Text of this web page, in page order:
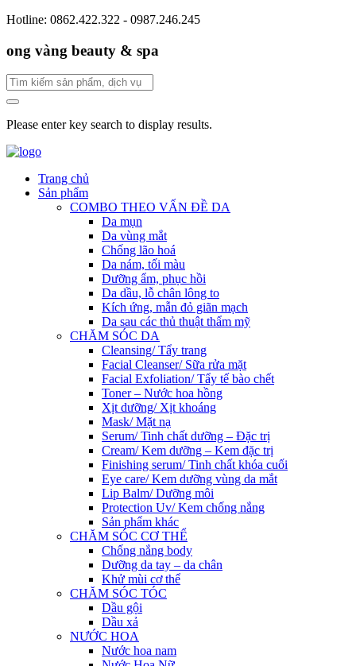
Hotline: 0862.422.322 - 0987.246.245
ong vàng beauty & spa
Please enter key search to display results.
Trang chủ
Sản phẩm
COMBO THEO VẤN ĐỀ DA
Da mụn
Da vùng mắt
Chống lão hoá
Da nám, tối màu
Dưỡng ẩm, phục hồi
Da dầu, lỗ chân lông to
Kích ứng, mẫn đỏ giãn mạch
Da sau các thủ thuật thẩm mỹ
CHĂM SÓC DA
Cleansing/ Tẩy trang
Facial Cleanser/ Sữa rửa mặt
Facial Exfoliation/ Tẩy tế bào chết
Toner – Nước hoa hồng
Xịt dưỡng/ Xịt khoáng
Mask/ Mặt nạ
Serum/ Tinh chất dưỡng – Đặc trị
Cream/ Kem dưỡng – Kem đặc trị
Finishing serum/ Tinh chất khóa cuối
Eye care/ Kem dưỡng vùng da mắt
Lip Balm/ Dưỡng môi
Protection Uv/ Kem chống nắng
Sản phẩm khác
CHĂM SÓC CƠ THỂ
Chống nắng body
Dưỡng da tay – da chân
Khử mùi cơ thể
CHĂM SÓC TÓC
Dầu gội
Dầu xả
NƯỚC HOA
Nước hoa nam